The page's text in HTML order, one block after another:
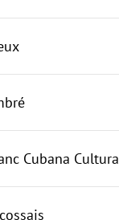
Cubana Cultura